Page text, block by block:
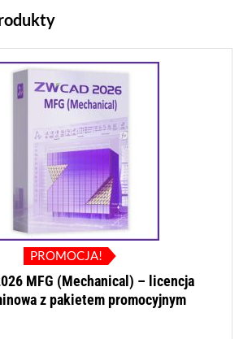
PROMOCJA!
MFG (Mechanical) – licencja
z pakietem promocyjnym